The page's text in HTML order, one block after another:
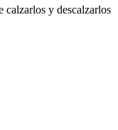
calzarlos y descalzarlos